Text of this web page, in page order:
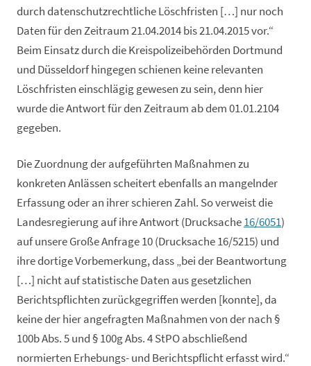
durch datenschutzrechtliche Löschfristen […] nur noch
Daten für den Zeitraum 21.04.2014 bis 21.04.2015 vor.“
Beim Einsatz durch die Kreispolizeibehörden Dortmund
und Düsseldorf hingegen schienen keine relevanten
Löschfristen einschlägig gewesen zu sein, denn hier
wurde die Antwort für den Zeitraum ab dem 01.01.2104
gegeben.
Die Zuordnung der aufgeführten Maßnahmen zu
konkreten Anlässen scheitert ebenfalls an mangelnder
Erfassung oder an ihrer schieren Zahl. So verweist die
Landesregierung auf ihre Antwort (Drucksache16/6051)
auf unsere Große Anfrage 10 (Drucksache 16/5215) und
ihre dortige Vorbemerkung, dass „bei der Beantwortung
[…] nicht auf statistische Daten aus gesetzlichen
Berichtspflichten zurückgegriffen werden [konnte], da
keine der hier angefragten Maßnahmen von der nach §
100b Abs. 5 und § 100g Abs. 4 StPO abschließend
normierten Erhebungs- und Berichtspflicht erfasst wird.“